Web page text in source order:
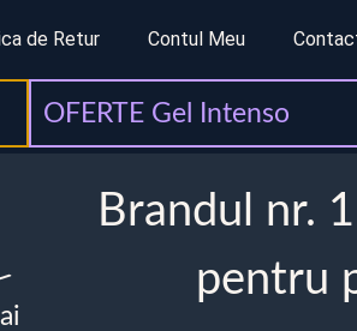
de Retur Contul Meu
OFERTE Gel Intenso
Brandul nr.
pentru